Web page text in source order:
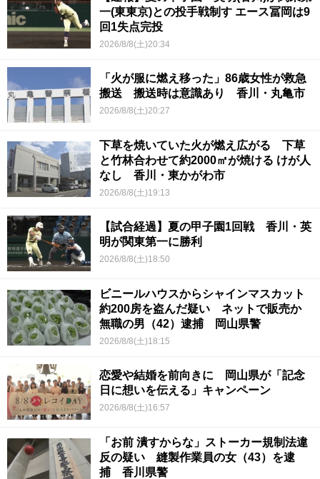
一(東東京)との投手戦制す エース冨岡は9
回1失点完投
2026/8/8(土)20:34
「火が服に燃え移った」86歳女性が救急
搬送 搬送時は意識あり 香川・丸亀市
2026/8/8(土)20:27
下草を焼いていた火が燃え広がる 下草
と竹林合わせて約2000㎡が焼ける けが人
なし 香川・東かがわ市
2026/8/8(土)19:13
【試合経過】夏の甲子園1回戦 香川・英
明が関東第一に勝利
2026/8/8(土)18:50
ビニールハウスからシャインマスカット
約200房を盗んだ疑い ネットで販売か
無職の男（42）逮捕 岡山県警
2026/8/8(土)18:15
恋愛や結婚を前向きに 岡山県が「記念
日に想いを伝える」キャンペーン
2026/8/8(土)16:57
「お前 潰すからな」ストーカー規制法違
反の疑い 縫製作業員の女（43）を逮
捕 香川県警